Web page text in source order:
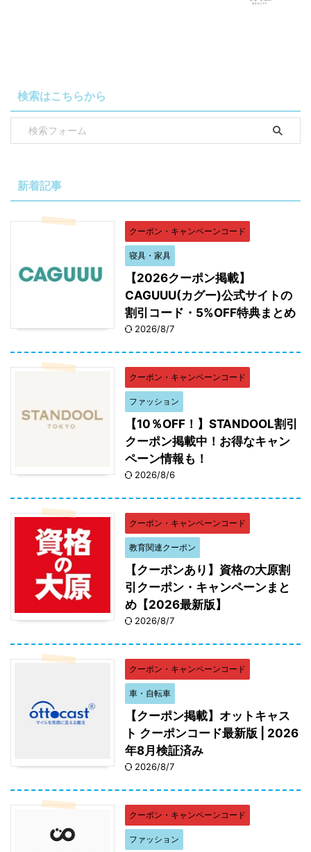
検索はこちらから
新着記事
クーポン・キャンペーンコード
寝具・家具
【2026クーポン掲載】
CAGUUU(カグー)公式サイトの
割引コード・5%OFF特典まとめ
2026/8/7
クーポン・キャンペーンコード
ファッション
【10％OFF！】STANDOOL割引
クーポン掲載中！お得なキャン
ペーン情報も！
2026/8/6
クーポン・キャンペーンコード
教育関連クーポン
【クーポンあり】資格の大原割
引クーポン・キャンペーンまと
め【2026最新版】
2026/8/7
クーポン・キャンペーンコード
車・自転車
【クーポン掲載】オットキャス
ト クーポンコード最新版 | 2026
年8月検証済み
2026/8/7
クーポン・キャンペーンコード
ファッション